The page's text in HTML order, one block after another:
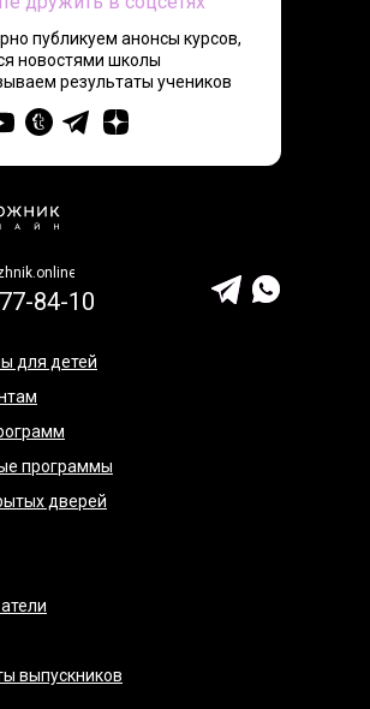
публикуем анонсы курсов,
новостями школы
результаты учеников
84-10
для детей
программы
дверей
выпускников